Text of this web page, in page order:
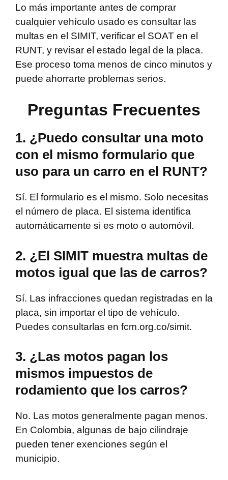
Lo más importante antes de comprar
cualquier vehículo usado es consultar las
multas en el SIMIT, verificar el SOAT en el
RUNT, y revisar el estado legal de la placa.
Ese proceso toma menos de cinco minutos y
puede ahorrarte problemas serios.
Preguntas Frecuentes
1. ¿Puedo consultar una moto
con el mismo formulario que
uso para un carro en el RUNT?
Sí. El formulario es el mismo. Solo necesitas
el número de placa. El sistema identifica
automáticamente si es moto o automóvil.
2. ¿El SIMIT muestra multas de
motos igual que las de carros?
Sí. Las infracciones quedan registradas en la
placa, sin importar el tipo de vehículo.
Puedes consultarlas en fcm.org.co/simit.
3. ¿Las motos pagan los
mismos impuestos de
rodamiento que los carros?
No. Las motos generalmente pagan menos.
En Colombia, algunas de bajo cilindraje
pueden tener exenciones según el
municipio.